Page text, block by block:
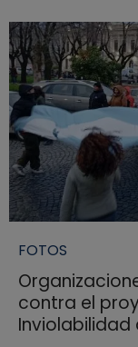
FOTOS
contra el
Inviolabilidad